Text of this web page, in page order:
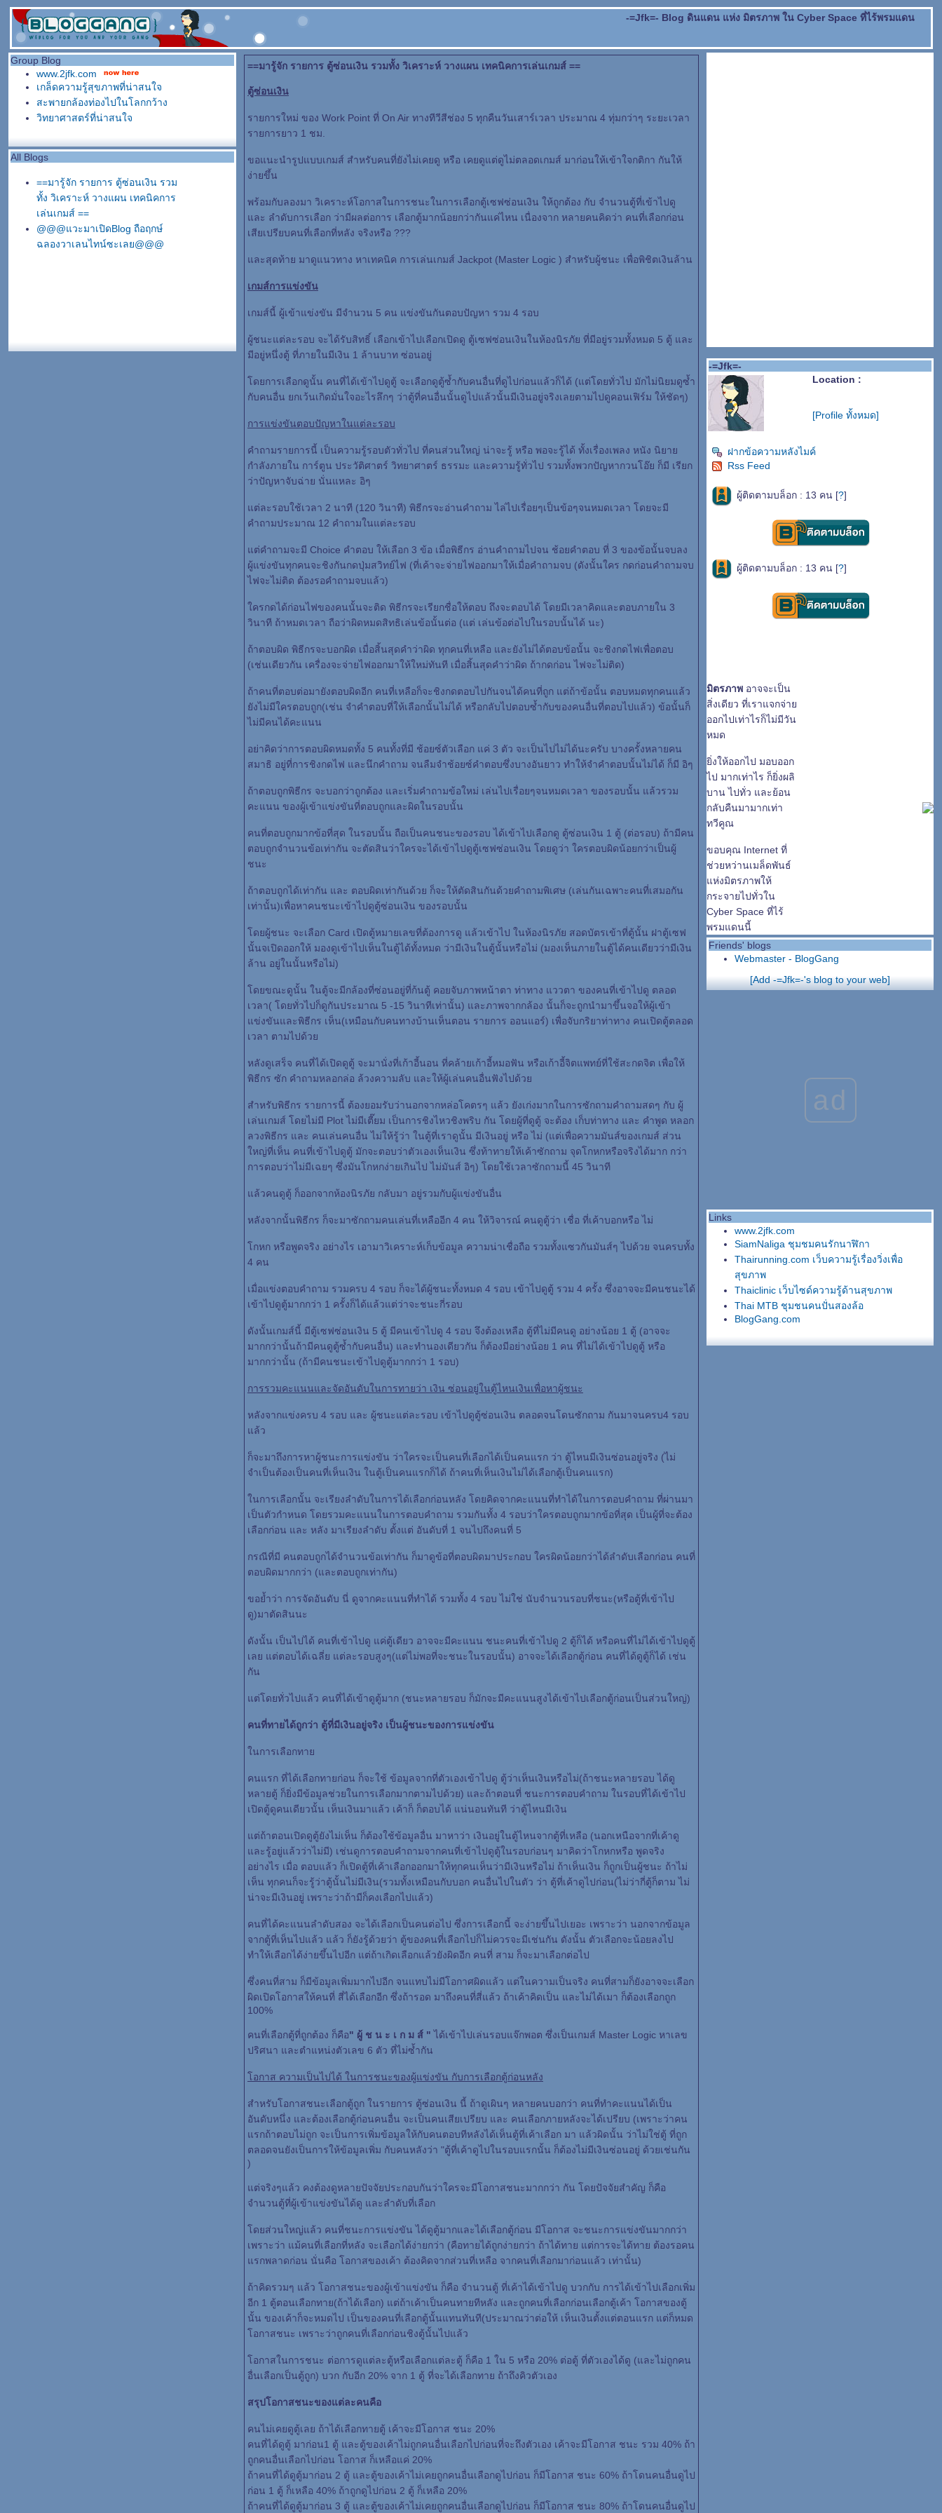
-=Jfk=- Blog ดินแดน แห่ง มิตรภาพ ใน Cyber Space ที่ไร้พรมแดน
Group Blog
www.2jfk.com
เกล็ดความรู้สุขภาพที่น่าสนใจ
สะพายกล้องท่องไปในโลกกว้าง
วิทยาศาสตร์ที่น่าสนใจ
All Blogs
==มารู้จัก รายการ ตู้ซ่อนเงิน รวม
ทั้ง วิเคราะห์ วางแผน เทคนิคการ
เล่นเกมส์ ==
@@@แวะมาเปิดBlog ถือฤกษ์
ฉลองวาเลนไทน์ซะเลย@@@
==มารู้จัก รายการ ตู้ซ่อนเงิน รวมทั้ง วิเคราะห์ วางแผน เทคนิคการเล่นเกมส์ ==
ตู้ซ่อนเงิน
รายการใหม่ ของ Work Point ที่ On Air ทางทีวีสีช่อง 5 ทุกคืนวันเสาร์เวลา ประมาณ 4 ทุ่มกว่าๆ ระยะเวลา
รายการยาว 1 ชม.
ขอแนะนำรูปแบบเกมส์ สำหรับคนที่ยังไม่เคยดู หรือ เคยดูแต่ดูไม่ตลอดเกมส์ มาก่อนให้เข้าใจกติกา กันให้
ง่ายขึ้น
พร้อมกับลองมา วิเคราะห์โอกาสในการชนะในการเลือกตู้เซฟซ่อนเงิน ให้ถูกต้อง กับ จำนวนตู้ที่เข้าไปดู
ละ ลำดับการเลือก ว่ามีผลต่อการ เลือกตู้มากน้อยกว่ากันแค่ไหน เนื่องจาก หลายคนคิดว่า คนที่เลือกก่อน
เสียเปรียบคนที่เลือกที่หลัง จริงหรือ ???
ละสุดท้าย มาดูแนวทาง หาเทคนิค การเล่นเกมส์ Jackpot (Master Logic ) สำหรับผู้ชนะ เพื่อพิชิตเงินล้าน
เกมส์การแข่งขัน
เกมส์นี้ ผู้เข้าแข่งขัน มีจำนวน 5 คน แข่งขันกันตอบปัญหา รวม 4 รอบ
ผู้ชนะแต่ละรอบ จะได้รับสิทธิ์ เลือกเข้าไปเลือกเปิดดู ตู้เซฟซ่อนเงินในห้องนิรภัย ที่มีอยู่รวมทั้งหมด 5 ตู้ และ
มีอยู่หนึ่งตู้ ที่ภายในมีเงิน 1 ล้านบาท ซ่อนอยู่
ดยการเลือกดูนั้น คนที่ได้เข้าไปดูตู้ จะเลือกดูตู้ซ้ำกับคนอื่นที่ดูไปก่อนแล้วก็ได้ (แต่โดยทั่วไป มักไม่นิยมดูซ้ำ
กับคนอื่น ยกเว้นเกิดมั่นใจอะไรลึกๆ ว่าตู้ที่คนอื่นนั้นดูไปแล้วนั้นมีเงินอยู่จริงเลยตามไปดูคอนเฟิร์ม ให้ชัดๆ)
การแข่งขันตอบปัญหาในแต่ละรอบ
คำถามรายการนี้ เป็นความรู้รอบตัวทั่วไป ที่คนส่วนใหญ่ น่าจะรู้ หรือ พอจะรู้ได้ ทั้งเรื่องเพลง หนัง นิยา
กำลังภายใน การ์ตูน ประวัติศาตร์ วิทยาศาตร์ ธรรมะ และความรู้ทั่วไป รวมทั้งพวกปัญหากวนโอ๊ย ก็มี เรียก
ว่าปัญหาจับฉ่าย นั่นแหละ อิๆ
ต่ละรอบใช้เวลา 2 นาที (120 วินาที) พิธีกรจะอ่านคำถาม ไล่ไปเรื่อยๆเป็นข้อๆจนหมดเวลา โดยจะมี
คำถามประมาณ 12 คำถามในแต่ละรอบ
ต่คำถามจะมี Choice คำตอบ ให้เลือก 3 ข้อ เมื่อพิธีกร อ่านคำถามไปจน ช้อยคำตอบ ที่ 3 ของข้อนั้นจบลง
ผู้แข่งขันทุกคนจะชิงกันกดปุ่มสวิทย์ไฟ (ที่เค้าจะจ่ายไฟออกมาให้เมื่อคำถามจบ (ดังนั้นใคร กดก่อนคำถามจบ
ไฟจะไม่ติด ต้องรอคำถามจบแล้ว)
ครกดได้ก่อนไฟของคนนั้นจะติด พิธีกรจะเรียกชื่อให้ตอบ ถึงจะตอบได้ โดยมีเวลาคิดและตอบภายใน 3
วินาที ถ้าหมดเวลา ถือว่าผิดหมดสิทธิเล่นข้อนั้นต่อ (แต่ เล่นข้อต่อไปในรอบนั้นได้ นะ)
ถ้าตอบผิด พิธีกรจะบอกผิด เมื่อสิ้นสุดคำว่าผิด ทุกคนที่เหลือ และยังไม่ได้ตอบข้อนั้น จะชิงกดไฟเพื่อตอบ
(เช่นเดียวกัน เครื่องจะจ่ายไฟออกมาให้ใหม่ทันที เมื่อสิ้นสุดคำว่าผิด ถ้ากดก่อน ไฟจะไม่ติด)
ถ้าคนที่ตอบต่อมายังตอบผิดอีก คนที่เหลือก็จะชิงกดตอบไปกันจนได้คนที่ถูก แต่ถ้าข้อนั้น ตอบหมดทุกคนแล้ว
ังไม่มีใครตอบถูก(เช่น จำคำตอบที่ให้เลือกนั้นไม่ได้ หรือกลับไปตอบซ้ำกับของคนอื่นที่ตอบไปแล้ว) ข้อนั้นก็
ไม่มีคนได้คะแนน
อย่าคิดว่าการตอบผิดหมดทั้ง 5 คนทั้งที่มี ช้อยซ์ตัวเลือก แค่ 3 ตัว จะเป็นไปไม่ได้นะครับ บางครั้งหลายคน
สมาธิ อยู่ที่การชิงกดไฟ และนึกคำถาม จนลืมจำช้อยซ์คำตอบซึ่งบางอันยาว ทำให้จำคำตอบนั้นไม่ได้ ก็มี อิๆ
ถ้าตอบถูกพิธีกร จะบอกว่าถูกต้อง และเริ่มคำถามข้อใหม่ เล่นไปเรื่อยๆจนหมดเวลา ของรอบนั้น แล้วรวม
คะแนน ของผู้เข้าแข่งขันที่ตอบถูกและผิดในรอบนั้น
คนที่ตอบถูกมากข้อที่สุด ในรอบนั้น ถือเป็นคนชนะของรอบ ได้เข้าไปเลือกดู ตู้ซ่อนเงิน 1 ตู้ (ต่อรอบ) ถ้ามีคน
ตอบถูกจำนวนข้อเท่ากัน จะตัดสินว่าใครจะได้เข้าไปดูตู้เซฟซ่อนเงิน โดยดูว่า ใครตอบผิดน้อยกว่าเป็นผู้
ชนะ
ถ้าตอบถูกได้เท่ากัน และ ตอบผิดเท่ากันด้วย ก็จะให้ตัดสินกันด้วยคำถามพิเศษ (เล่นกันเฉพาะคนที่เสมอกัน
เท่านั้น)เพื่อหาคนชนะเข้าไปดูตู้ซ่อนเงิน ของรอบนั้น
ดยผู้ชนะ จะเลือก Card เปิดตู้หมายเลขที่ต้องการดู แล้วเข้าไป ในห้องนิรภัย สอดบัตรเข้าที่ตู้นั้น ฝาตู้เซฟ
นั้นจเปิดออกให้ มองดูเข้าไปเห็นในตู้ได้ทั้งหมด ว่ามีเงินในตู้นั้นหรือไม่ (มองเห็นภายในตู้ได้คนเดียวว่ามีเงิน
ล้าน อยู่ในนั้นหรือไม่)
ดยขณะดูนั้น ในตู้จะมีกล้องที่ซ่อนอยู่ที่ก้นตู้ คอยจับภาพหน้าตา ท่าทาง แววตา ของคนที่เข้าไปดู ตลอด
เวลา( โดยทั่วไปก็ดูกันประมาณ 5 -15 วินาทีเท่านั้น) และภาพจากกล้อง นั้นก็จะถูกนำมาขึ้นจอให้ผู้เข้า
ข่งขันและพิธีกร เห็น(เหมือนกับคนทางบ้านเห็นตอน รายการ ออนแอร์) เพื่อจับกริยาท่าทาง คนเปิดตู้ตลอด
เวลา ตามไปด้ว
หลังดูเสร็จ คนที่ได้เปิดดูตู้ จะมานั่งที่เก้าอี้นอน ที่คล้ายเก้าอี้หมอฟัน หรือเก้าอี้จิตแพทย์ที่ใช้สะกดจิต เพื่อให้
พิธีกร ซัก คำถามหลอกล่อ ล้วงความลับ และให้ผู้เล่นคนอื่นฟังไปด้ว
สำหรับพิธีกร รายการนี้ ต้องยอมรับว่านอกจากหล่อโคตรๆ แล้ว ยังเก่งมากในการซักถามคำถามสดๆ กับ ผู้
เล่นเกมส์ โดยไม่มี Plot ไม่มีเตี๊ยม เป็นการชิงไหวชิงพริบ กัน โดยผู้ที่ดูตู้ จะต้อง เก็บท่าทาง และ คำพูด หลอก
ลวงพิธีกร และ คนเล่นคนอื่น ไม่ให้รู้ว่า ในตู้ที่เราดูนั้น มีเงินอยู่ หรือ ไม่ (แต่เพื่อความมันส์ของเกมส์ ส่วน
หญ่ที่เห็น คนที่เข้าไปดูตู้ มักจะตอบว่าตัวเองเห็นเงิน ซึ่งท้าทายให้เค้าซักถาม จุดโกหกหรือจริงได้มาก กว่า
การตอบว่าไม่มีเฉยๆ ซึ่งมันโกหกง่ายเกินไป ไม่มันส์ อิๆ) โดยใช้เวลาซักถามนี้ 45 วินาที
ล้วคนดูตู้ ก็ออกจากห้องนิรภัย กลับมา อยู่รวมกับผู้แข่งขันอื่น
หลังจากนั้นพิธีกร ก็จะมาซักถามคนเล่นที่เหลืออีก 4 คน ให้วิจารณ์ คนดูตู้ว่า เชื่อ ที่เค้าบอกหรือ ไม่
กหก หรือพูดจริง อย่างไร เอามาวิเคราะห์เก็บข้อมูล ความน่าเชื่อถือ รวมทั้งแซวกันมันส์ๆ ไปด้วย จนครบทั้ง
4 คน
เมื่อแข่งตอบคำถาม รวมครบ 4 รอบ ก็จะได้ผู้ชนะทั้งหมด 4 รอบ เข้าไปดูตู้ รวม 4 ครั้ง ซึ่งอาจจะมีคนชนะได้
เข้าไปดูตู้มากกว่า 1 ครั้งก็ได้แล้วแต่ว่าจะชนะกี่รอบ
ดังนั้นเกมส์นี้ มีตู้เซฟซ่อนเงิน 5 ตู้ มีคนเข้าไปดู 4 รอบ จึงต้องเหลือ ตู้ที่ไม่มีคนดู อย่างน้อย 1 ตู้ (อาจจะ
มากกว่านั้นถ้ามีคนดูตู้ซ้ำกับคนอื่น) และทำนองเดียวกัน ก็ต้องมีอย่างน้อย 1 คน ที่ไม่ได้เข้าไปดูตู้ หรือ
มากกว่านั้น (ถ้ามีคนชนะเข้าไปดูตู้มากกว่า 1 รอบ)
การรวมคะแนนและจัดอันดับในการทายว่า เงิน ซ่อนอยู่ในตู้ไหนเงินเพื่อหาผู้ชนะ
หลังจากแข่งครบ 4 รอบ และ ผู้ชนะแต่ละรอบ เข้าไปดูตู้ซ่อนเงิน ตลอดจนโดนซักถาม กันมาจนครบ4 รอบ
ล้ว
ก็จะมาถึงการหาผู้ชนะการแข่งขัน ว่าใครจะเป็นคนที่เลือกได้เป็นคนแรก ว่า ตู้ไหนมีเงินซ่อนอยู่จริง (ไม่
จำเป็นต้องเป็นคนที่เห็นเงิน ในตู้เป็นคนแรกก็ได้ ถ้าคนที่เห็นเงินไม่ได้เลือกตู้เป็นคนแรก)
นการเลือกนั้น จะเรียงลำดับในการได้เลือกก่อนหลัง โดยคิดจากคะแนนที่ทำได้ในการตอบคำถาม ที่ผ่านมา
เป็นตัวกำหนด โดยรวมคะแนนในการตอบคำถาม รวมกันทั้ง 4 รอบว่าใครตอบถูกมากข้อที่สุด เป็นผู้ที่จะต้อง
เลือกก่อน และ หลัง มาเรียงลำดับ ตั้งแต่ อันดับที่ 1 จนไปถึงคนที่ 5
กรณีที่มี คนตอบถูกได้จำนวนข้อเท่ากัน ก็มาดูข้อที่ตอบผิดมาประกอบ ใครผิดน้อยกว่าได้ลำดับเลือกก่อน คนที่
ตอบผิดมากกว่า (และตอบถูกเท่ากัน)
ขอย้ำว่า การจัดอันดับ นี่ ดูจากคะแนนที่ทำได้ รวมทั้ง 4 รอบ ไม่ใช่ นับจำนวนรอบที่ชนะ(หรือตู้ที่เข้าไป
ดู)มาตัดสินนะ
ดังนั้น เป็นไปได้ คนที่เข้าไปดู แค่ตู้เดียว อาจจะมีคะแนน ชนะคนที่เข้าไปดู 2 ตู้ก็ได้ หรือคนที่ไม่ได้เข้าไปดูตู้
เลย แต่ตอบได้เฉลี่ย แต่ละรอบสูงๆ(แต่ไม่พอที่จะชนะในรอบนั้น) อาจจะได้เลือกตู้ก่อน คนที่ได้ดูตู้ก็ได้ เช่น
กัน
ต่โดยทั่วไปแล้ว คนที่ได้เข้าดูตู้มาก (ชนะหลายรอบ ก็มักจะมีคะแนนสูงได้เข้าไปเลือกตู้ก่อนเป็นส่วนใหญ่)
คนที่ทายได้ถูกว่า ตู้ที่มีเงินอยู่จริง เป็นผู้ชนะของการแข่งขัน
นการเลือกทา
คนแรก ที่ได้เลือกทายก่อน ก็จะใช้ ข้อมูลจากที่ตัวเองเข้าไปดู ตู้ว่าเห็นเงินหรือไม่(ถ้าชนะหลายรอบ ได้ดู
หลายตู้ ก็ยิ่งมีข้อมูลช่วยในการเลือกมากตามไปด้วย) และถ้าตอนที่ ชนะการตอบคำถาม ในรอบที่ได้เข้าไป
เปิดตู้ดูคนเดียวนั้น เห็นเงินมาแล้ว เค้าก็ ก็ตอบได้ แน่นอนทันที ว่าตู้ไหนมีเงิน
ต่ถ้าตอนเปิดดูตู้ยังไม่เห็น ก็ต้องใช้ข้อมูลอื่น มาหาว่า เงินอยู่ในตู้ไหนจากตู้ที่เหลือ (นอกเหนือจากที่เค้าดู
ละรู้อยู่แล้วว่าไม่มี) เช่นดูการตอบคำถามจากคนที่เข้าไปดูตู้ในรอบก่อนๆ มาคิดว่าโกหกหรือ พูดจริง
อย่างไร เมื่อ ตอบแล้ว ก็เปิดตู้ที่เค้าเลือกออกมาให้ทุกคนเห็นว่ามีเงินหรือไม่ ถ้าเห็นเงิน ก็ถูกเป็นผู้ชนะ ถ้าไม่
เห็น ทุกคนก็จะรู้ว่าตู้นั้นไม่มีเงิน(รวมทั้งเหมือนกับบอก คนอื่นไปในตัว ว่า ตู้ที่เค้าดูไปก่อน(ไม่ว่ากี่ตู้ก็ตาม ไม่
น่าจะมีเงินอยู่ เพราะว่าถ้ามีก็คงเลือกไปแล้ว)
คนที่ได้คะแนนลำดับสอง จะได้เลือกเป็นคนต่อไป ซึ่งการเลือกนี้ จะง่ายขึ้นไปเยอะ เพราะว่า นอกจากข้อมูล
จากตู้ที่เห็นไปแล้ว แล้ว ก็ยังรู้ด้วยว่า ตู้ของคนที่เลือกไปก็ไม่ควรจะมีเช่นกัน ดังนั้น ตัวเลือกจะน้อยลงไป
ทำให้เลือกได้ง่ายขึ้นไปอีก แต่ถ้าเกิดเลือกแล้วยังผิดอีก คนที่ สาม ก็จะมาเลือกต่อไป
ซึ่งคนที่สาม ก็มีข้อมูลเพิ่มมากไปอีก จนแทบไม่มีโอกาศผิดแล้ว แต่ในความเป็นจริง คนที่สามก็ยังอาจจะเลือก
ผิดเปิดโอกาสให้คนที่ สี่ได้เลือกอีก ซึ่งถ้ารอด มาถึงคนที่สี่แล้ว ถ้าเค้าคิดเป็น และไม่ได้เมา ก็ต้องเลือกถูก
100%
คนที่เลือกตู้ที่ถูกต้อง ก็คือ" ผู้ ช น ะ เ ก ม ส์ " ได้เข้าไปเล่นรอบแจ๊กพอต ซึ่งเป็นเกมส์ Master Logic หาเลข
ปริศนา และตำแหน่งตัวเลข 6 ตัว ที่ไม่ซ้ำกัน
อกาส ความเป็นไปได้ ในการชนะของผู้แข่งขัน กับการเลือกตู้ก่อนหลัง
สำหรับโอกาสชนะเลือกตู้ถูก ในรายการ ตู้ซ่อนเงิน นี้ ถ้าดูเผินๆ หลายคนบอกว่า คนที่ทำคะแนนได้เป็น
อันดับหนึ่ง และต้องเลือกตู้ก่อนคนอื่น จะเป็นคนเสียเปรียบ และ คนเลือกภายหลังจะได้เปรียบ (เพราะว่าคน
รกถ้าตอบไม่ถูก จะเป็นการเพิ่มข้อมูลให้กับคนตอบทีหลังได้เห็นตู้ที่เค้าเลือก มา แล้วผิดนั้น ว่าไม่ใช่ตู้ ที่ถูก
ตลอดจนยังเป็นการให้ข้อมูลเพิ่ม กับคนหลังว่า "ตู้ที่เค้าดูไปในรอบแรกนั้น ก็ต้องไม่มีเงินซ่อนอยู่ ด้วยเช่นกัน
)
ต่จริงๆแล้ว คงต้องดูหลายปัจจัยประกอบกันว่าใครจะมีโอกาสชนะมากกว่า กัน โดยปัจจัยสำคัญ ก็คือ
จำนวนตู้ที่ผู้เข้าแข่งขันได้ดู และลำดับที่เลือก
ดยส่วนใหญ่แล้ว คนที่ชนะการแข่งขัน ได้ดูตู้มากและได้เลือกตู้ก่อน มีโอกาส จะชนะการแข่งขันมากกว่า
เพราะว่า แม้คนที่เลือกที่หลัง จะเลือกได้ง่ายกว่า (คือทายได้ถูกง่ายกว่า ถ้าได้ทาย แต่การจะได้ทาย ต้องรอคน
รกพลาดก่อน นั่นคือ โอกาสของเค้า ต้องคิดจากส่วนที่เหลือ จากคนที่เลือกมาก่อนแล้ว เท่านั้น)
ถ้าคิดรวมๆ แล้ว โอกาสชนะของผู้เข้าแข่งขัน ก็คือ จำนวนตู้ ที่เค้าได้เข้าไปดู บวกกับ การได้เข้าไปเลือกเพิ่ม
อีก 1 ตู้ตอนเลือกทาย(ถ้าได้เลือก) แต่ถ้าเค้าเป็นคนทายทีหลัง และถูกคนที่เลือกก่อนเลือกตู้เค้า โอกาสของตู้
นั้น ของเค้าก็จะหมดไป เป็นของคนที่เลือกตู้นั้นแทนทันที(ประมาณว่าต่อให้ เห็นเงินตั้งแต่ตอนแรก แต่ก็หมด
อกาสชนะ เพราะว่าถูกคนที่เลือกก่อนชิงตู้นั้นไปแล้ว
อกาสในการชนะ ต่อการดูแต่ละตู้หรือเลือกแต่ละตู้ ก็คือ 1 ใน 5 หรือ 20% ต่อตู้ ที่ตัวเองได้ดู (และไม่ถูกคน
อื่นเลือกเป็นตู้ถูก) บวก กับอีก 20% จาก 1 ตู้ ที่จะได้เลือกทาย ถ้าถึงคิวตัวเอง
สรุปโอกาสชนะของแต่ละคนคือ
คนไม่เคยดูตู้เลย ถ้าได้เลือกทายตู้ เค้าจะมีโอกาส ชนะ 20%
คนที่ได้ดูตู้ มาก่อน1 ตู้ และตู้ของเค้าไม่ถูกคนอื่นเลือกไปก่อนที่จะถึงตัวเอง เค้าจะมีโอกาส ชนะ รวม 40% ถ้า
ถูกคนอื่นเลือกไปก่อน โอกาส ก็เหลือแค่ 20%
ถ้าคนที่ได้ดูตู้มาก่อน 2 ตู้ และตู้ของเค้าไม่เคยถูกคนอื่นเลือกดูไปก่อน ก็มีโอกาส ชนะ 60% ถ้าโดนคนอื่นดูไป
ก่อน 1 ตู้ ก็เหลือ 40% ถ้าถูกดูไปก่อน 2 ตู้ ก็เหลือ 20%
ถ้าคนที่ได้ดูตู้มาก่อน 3 ตู้ และตู้ของเค้าไม่เคยถูกคนอื่นเลือกดูไปก่อน ก็มีโอกาส ชนะ 80% ถ้าโดนคนอื่นดูไป
-=Jfk=-
Location :
[Profile ทั้งหมด]
ฝากข้อความหลังไมค์
Rss Feed
ผู้ติดตามบล็อก : 13 คน [?]
ผู้ติดตามบล็อก : 13 คน [?]
มิตรภาพ อาจจะเป็น
สิ่งเดียว ที่เราแจกจ่า
ออกไปเท่าไรก็ไม่มีวัน
หมด
ิ่งให้ออกไป มอบออก
ไป มากเท่าไร ก็ยิ่งผลิ
บาน ไปทั่ว และย้อน
กลับคืนมามากเท่า
ทวีคูณ
ขอบคุณ Internet ที่
ช่วยหว่านเมล็ดพันธ์
ห่งมิตรภาพให้
กระจายไปทั่วใน
Cyber Space ที่ไร้
พรมแดนนี้
Friends' blogs
Webmaster - BlogGang
[Add -=Jfk=-'s blog to your web]
ad
Links
www.2jfk.com
SiamNaliga ชุมชมคนรักนาฬิกา
Thairunning.com เว็บความรู้เรื่องวิ่งเพื่อ
สุขภาพ
Thaiclinic เว็บไซด์ความรู้ด้านสุขภาพ
Thai MTB ชุมชนคนปั่นสองล้อ
BlogGang.com